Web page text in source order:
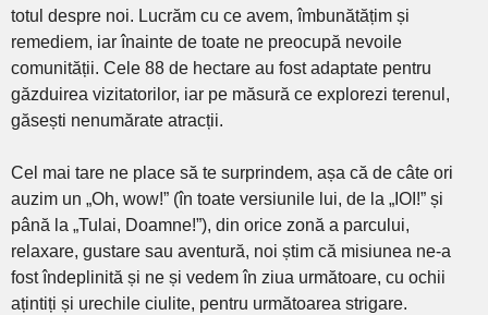
totul despre noi. Lucrăm cu ce avem, îmbunătățim și
remediem, iar înainte de toate ne preocupă nevoile
comunității. Cele 88 de hectare au fost adaptate pentru
găzduirea vizitatorilor, iar pe măsură ce explorezi terenul,
găsești nenumărate atracții.
Cel mai tare ne place să te surprindem, așa că de câte ori
auzim un „Oh, wow!” (în toate versiunile lui, de la „IOI!” și
până la „Tulai, Doamne!”), din orice zonă a parcului,
relaxare, gustare sau aventură, noi știm că misiunea ne-a
fost îndeplinită și ne și vedem în ziua următoare, cu ochii
ațintiți și urechile ciulite, pentru următoarea strigare.